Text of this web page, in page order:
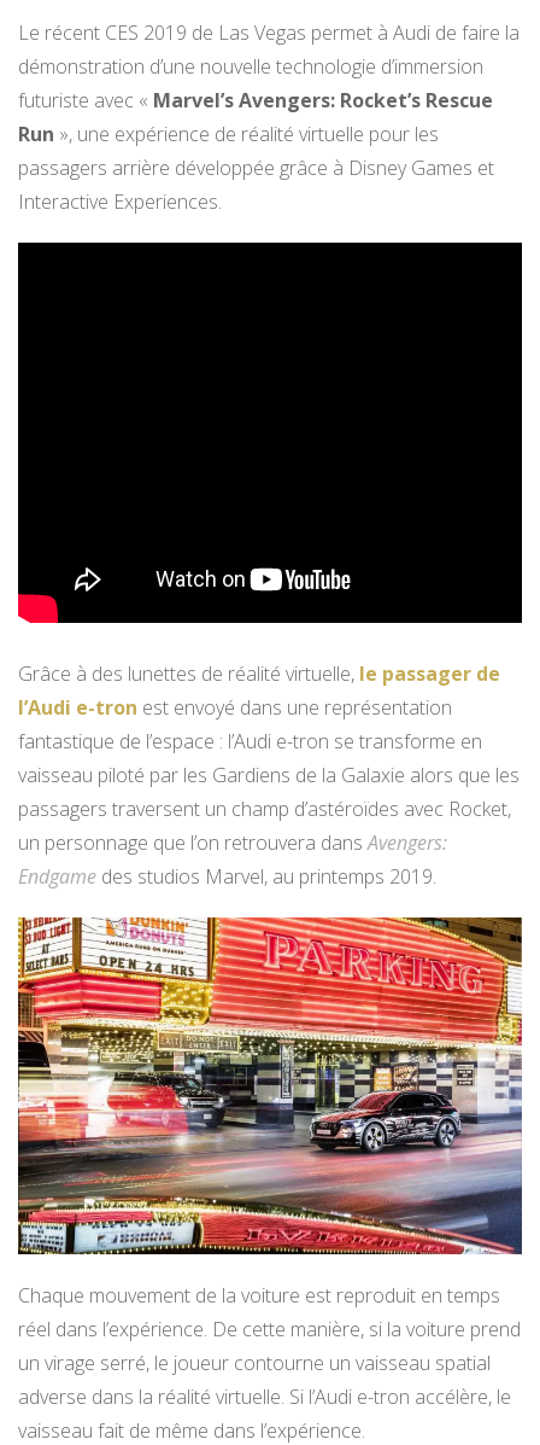
Le récent CES 2019 de Las Vegas permet à Audi de faire la
démonstration d’une nouvelle technologie d’immersion
futuriste avec « Marvel’s Avengers: Rocket’s Rescue
Run », une expérience de réalité virtuelle pour les
passagers arrière développée grâce à Disney Games et
Interactive Experiences.
Grâce à des lunettes de réalité virtuelle, le passager de
l’Audi e-tron est envoyé dans une représentation
fantastique de l’espace : l’Audi e-tron se transforme en
vaisseau piloté par les Gardiens de la Galaxie alors que les
passagers traversent un champ d’astéroïdes avec Rocket,
un personnage que l’on retrouvera dansAvengers:
Endgame des studios Marvel, au printemps 2019.
Chaque mouvement de la voiture est reproduit en temps
réel dans l’expérience. De cette manière, si la voiture prend
un virage serré, le joueur contourne un vaisseau spatial
adverse dans la réalité virtuelle. Si l’Audi e-tron accélère, le
vaisseau fait de même dans l’expérience.